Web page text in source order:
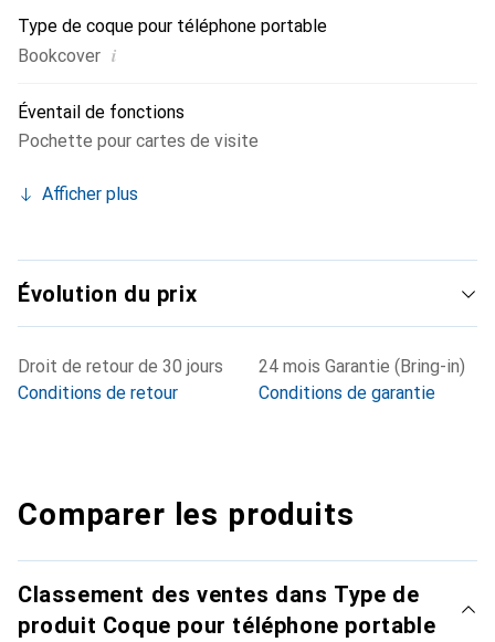
Type de coque pour téléphone portable
Bookcover i
Éventail de fonctions
Pochette pour cartes de visite
Afficher plus
Évolution du prix
Droit de retour de 30 jours
Conditions de retour
24 mois Garantie (Bring-in)
Conditions de garantie
Comparer les produits
Classement des ventes dans Type de
produit Coque pour téléphone portable